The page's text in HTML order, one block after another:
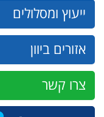
ייעוץ ומסלולים
אזורים ביוון
צרו קשר